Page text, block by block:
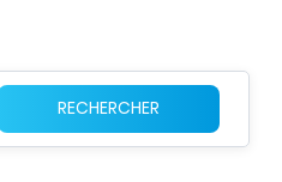
RECHERCHER